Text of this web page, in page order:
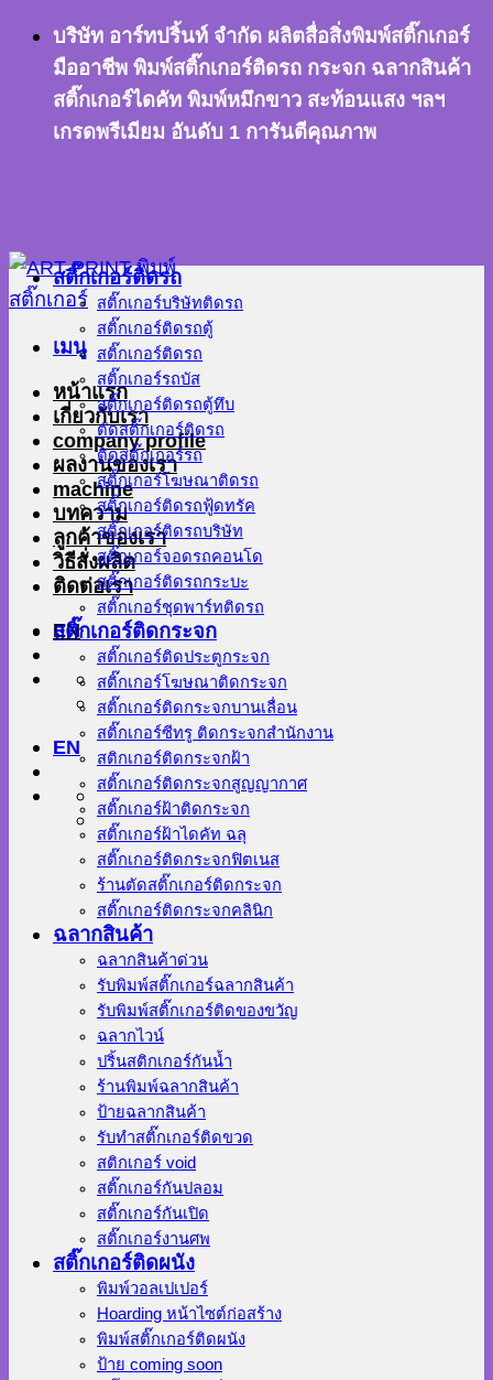
ข้าม
เนื้อหา
บริษัท อาร์ทปริ้นท์ จำกัด ผลิตสื่อสิ่งพิมพ์สติ๊กเกอร์
มืออาชีพ พิมพ์สติ๊กเกอร์ติดรถ กระจก ฉลากสินค้า
สติ๊กเกอร์ไดคัท พิมพ์หมึกขาว สะท้อนแสง ฯลฯ
เกรดพรีเมียม อันดับ 1 การันตีคุณภาพ
เมนู
หน้าแรก
เกี่ยวกับเรา
company profile
ผลงานของเรา
machine
บทความ
ลูกค้าของเรา
วิธีสั่งผลิต
ติดต่อเรา
EN
EN
สติ๊กเกอร์ติดรถ
สติ๊กเกอร์บริษัทติดรถ
สติ๊กเกอร์ติดรถตู้
สติ๊กเกอร์ติดรถ
สติ๊กเกอร์รถบัส
สติ๊กเกอร์ติดรถตู้ทึบ
ตัดสติ๊กเกอร์ติดรถ
ติดสติ๊กเกอร์รถ
สติ๊กเกอร์โฆษณาติดรถ
สติ๊กเกอร์ติดรถฟู้ดทรัค
สติ๊กเกอร์ติดรถบริษัท
สติ๊กเกอร์จอดรถคอนโด
สติ๊กเกอร์ติดรถกระบะ
สติ๊กเกอร์ชุดพาร์ทติดรถ
สติ๊กเกอร์ติดกระจก
สติ๊กเกอร์ติดประตูกระจก
สติ๊กเกอร์โฆษณาติดกระจก
สติ๊กเกอร์ติดกระจกบานเลื่อน
สติ๊กเกอร์ซีทรู ติดกระจกสำนักงาน
สติกเกอร์ติดกระจกฝ้า
สติ๊กเกอร์ติดกระจกสูญญากาศ
สติ๊กเกอร์ฝ้าติดกระจก
สติ๊กเกอร์ฝ้าไดคัท ฉลุ
สติ๊กเกอร์ติดกระจกฟิตเนส
ร้านตัดสติ๊กเกอร์ติดกระจก
สติ๊กเกอร์ติดกระจกคลินิก
ฉลากสินค้า
ฉลากสินค้าด่วน
รับพิมพ์สติ๊กเกอร์ฉลากสินค้า
รับพิมพ์สติ๊กเกอร์ติดของขวัญ
ฉลากไวน์
ปริ้นสติกเกอร์กันน้ำ
ร้านพิมพ์ฉลากสินค้า
ป้ายฉลากสินค้า
รับทำสติ๊กเกอร์ติดขวด
สติกเกอร์ void
สติ๊กเกอร์กันปลอม
สติ๊กเกอร์กันเปิด
สติ๊กเกอร์งานศพ
สติ๊กเกอร์ติดผนัง
พิมพ์วอลเปเปอร์
Hoarding หน้าไซต์ก่อสร้าง
พิมพ์สติ๊กเกอร์ติดผนัง
ป้าย coming soon